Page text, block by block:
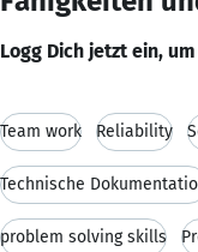
Logg Dich jetzt ein,
Team work Reliability
Technische
problem solving skills